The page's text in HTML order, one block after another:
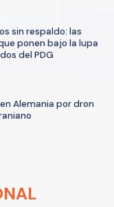
sin respaldo: las
ponen bajo la lupa
del PDG
Alemania por dron